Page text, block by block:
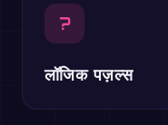
?
लॉजिक पज़ल्स